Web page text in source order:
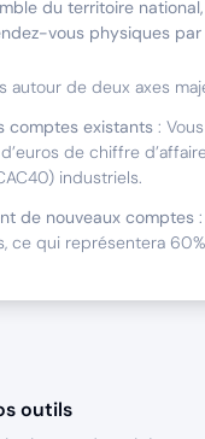
du territoire
vous physiques par
autour de deux axes
comptes existants :
de chiffre
industriels.
de nouveaux comptes
ce qui représentera
outils